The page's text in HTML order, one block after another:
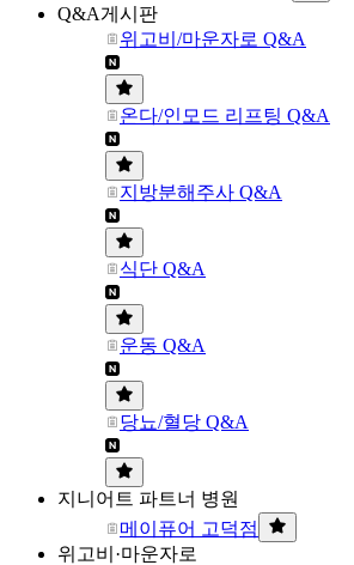
Q&A게시판
위고비/마운자로 Q&A
온다/인모드 리프팅 Q&A
지방분해주사 Q&A
식단 Q&A
운동 Q&A
당뇨/혈당 Q&A
지니어트 파트너 병원
메이퓨어 고덕점
위고비·마운자로